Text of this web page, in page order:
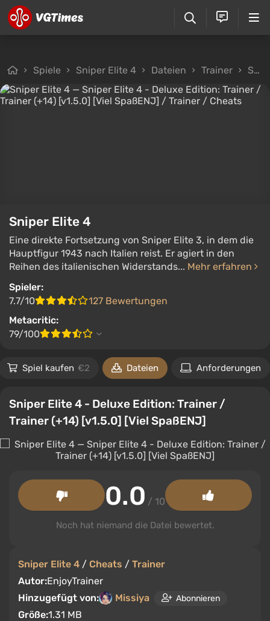
Spiele Sniper Elite 4 Dateien Trainer Sniper Elite 4 - Deluxe Edition: Trainer / Trainer (+14) [v1.5.0] [Viel Spaß\ENJ]
Sniper Elite 4
Eine direkte Fortsetzung von Sniper Elite 3, in dem die
Hauptfigur 1943 nach Italien reist. Er agiert in den
Reihen des italienischen Widerstands... Mehr erfahren
Spieler:
7.7/10
127 Bewertungen
Metacritic:
79/100
Spiel kaufen €2 Dateien Anforderungen
Sniper Elite 4 - Deluxe Edition: Trainer /
Trainer (+14) [v1.5.0] [Viel SpaßENJ]
Sniper Elite 4 / Cheats / Trainer
Autor:EnjoyTrainer
Hinzugefügt von:
Missiya Abonnieren
Größe:1.31 MB
0.0 / 10
Noch hat niemand die Datei bewertet.